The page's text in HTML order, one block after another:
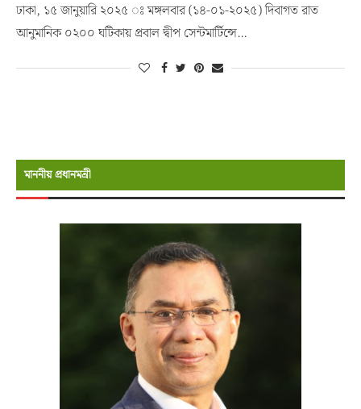
ঢাকা, ১৫ জানুয়ারি ২০২৫ ঃ মঙ্গলবার (১৪-০১-২০২৫) দিবাগত রাত
আনুমানিক ০২০০ ঘটিকায় প্রবাল দ্বীপ সেন্টমার্টিন্সে…
মাননীয় প্রধানমন্রী